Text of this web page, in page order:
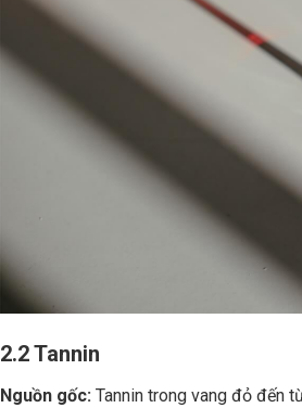
2.2 Tannin
Nguồn gốc:Tannin trong vang đỏ đến